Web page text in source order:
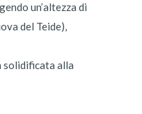
un’altezza di
del Teide),
solidificata alla